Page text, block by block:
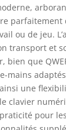
parfaitement
ou de jeu.
transport et
bien que
mains
une
clavier
pour